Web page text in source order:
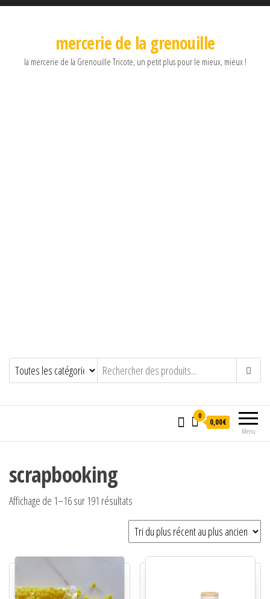
mercerie de la grenouille
la mercerie de la Grenouille Tricote, un petit plus pour le mieux, mieux !
Menu
0
0,00€
scrapbooking
Affichage de 1–16 sur 191 résultats